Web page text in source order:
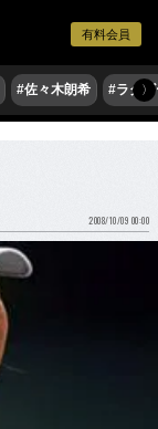
有料会員
#佐々木朗希 #ラグ〉
2008/10/09 00:00